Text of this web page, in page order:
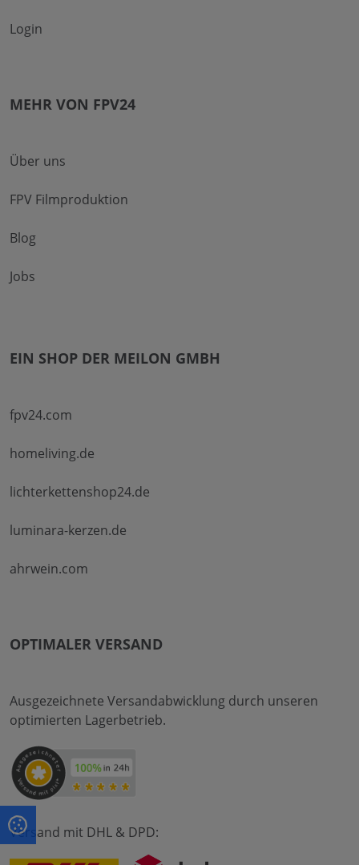
Login
MEHR VON FPV24
Über uns
FPV Filmproduktion
Blog
Jobs
EIN SHOP DER MEILON GMBH
fpv24.com
homeliving.de
lichterkettenshop24.de
luminara-kerzen.de
ahrwein.com
OPTIMALER VERSAND
Ausgezeichnete Versandabwicklung durch unseren
optimierten Lagerbetrieb.
Versand mit DHL & DPD: